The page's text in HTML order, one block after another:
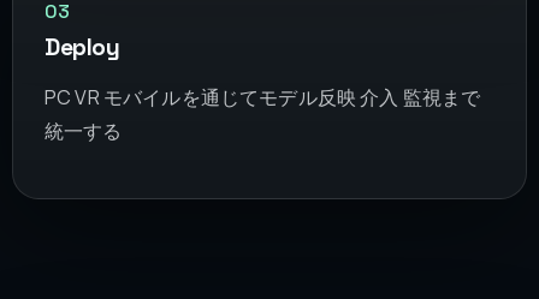
03
Deploy
PC VR モバイルを通じてモデル反映 介入 監視まで
統一する